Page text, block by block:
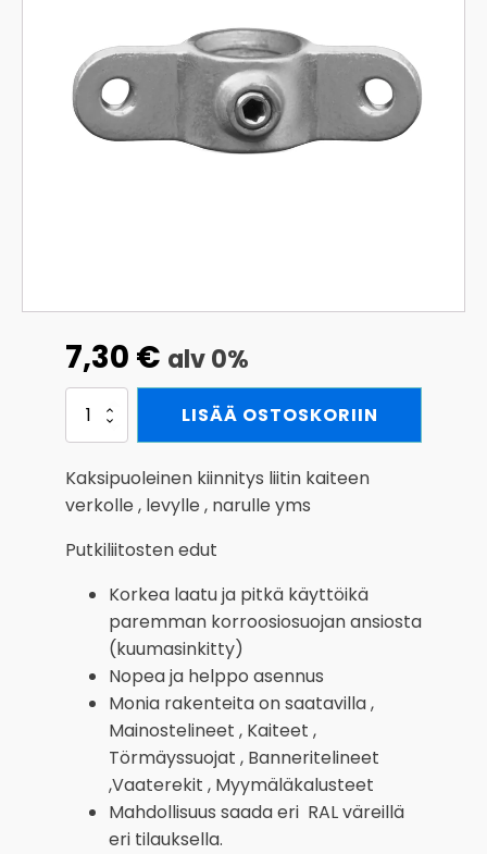
7,30 € alv 0%
Kaksipuoleinen
kiinnitys
liitin
määrä
LISÄÄ OSTOSKORIIN
Kaksipuoleinen kiinnitys liitin kaiteen
verkolle , levylle , narulle yms
Putkiliitosten edut
Korkea laatu ja pitkä käyttöikä
paremman korroosiosuojan ansiosta
(kuumasinkitty)
Nopea ja helppo asennus
Monia rakenteita on saatavilla ,
Mainostelineet , Kaiteet ,
Törmäyssuojat , Banneritelineet
,Vaaterekit , Myymäläkalusteet
Mahdollisuus saada eri RAL väreillä
eri tilauksella.